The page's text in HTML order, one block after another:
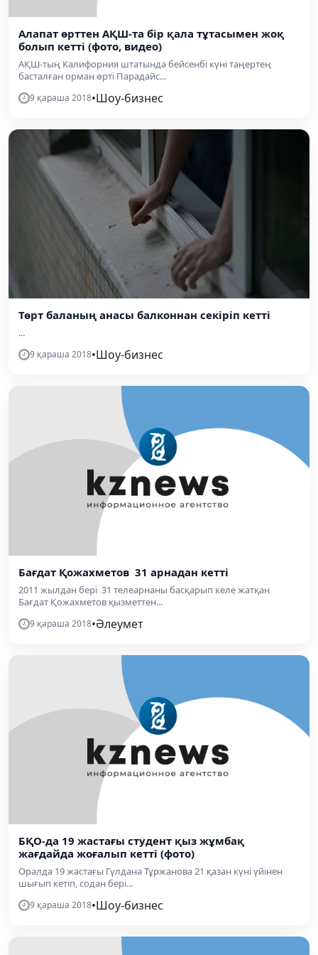
Алапат өрттен АҚШ-та бір қала тұтасымен жоқ
болып кетті (фото, видео)
АҚШ-тың Калифорния штатында бейсенбі күні таңертең
басталған орман өрті Парадайс...
9 қараша 2018•Шоу-бизнес
Төрт баланың анасы балконнан секіріп кетті
...
9 қараша 2018•Шоу-бизнес
Бағдат Қожахметов 31 арнадан кетті
2011 жылдан бері 31 телеарнаны басқарып келе жатқан
Бағдат Қожахметов қызметтен...
9 қараша 2018•Әлеумет
БҚО-да 19 жастағы студент қыз жұмбақ
жағдайда жоғалып кетті (фото)
Оралда 19 жастағы Гүлдана Тұржанова 21 қазан күні үйінен
шығып кетіп, содан бері...
9 қараша 2018•Шоу-бизнес